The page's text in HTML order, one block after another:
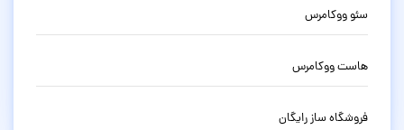
سئو ووکامرس
هاست ووکامرس
فروشگاه ساز رایگان